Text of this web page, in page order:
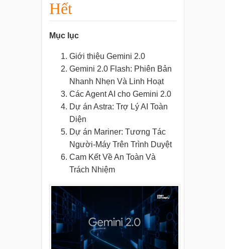
Hết
Mục lục
Giới thiệu Gemini 2.0
Gemini 2.0 Flash: Phiên Bản
Nhanh Nhẹn Và Linh Hoạt
Các Agent AI cho Gemini 2.0
Dự án Astra: Trợ Lý AI Toàn
Diện
Dự án Mariner: Tương Tác
Người-Máy Trên Trình Duyệt
Cam Kết Về An Toàn Và
Trách Nhiệm